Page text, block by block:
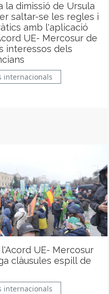
la dimissió de Ursula
saltar-se les regles i
amb l'aplicació
UE- Mercosur de
interessos dels
internacionals
UE- Mercosur
clàusules espill de
internacionals